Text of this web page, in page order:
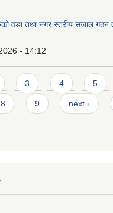
वडा तथा नगर स्तरीय संजाल गठन
- 14:12
3 4 5
8 9 next ›